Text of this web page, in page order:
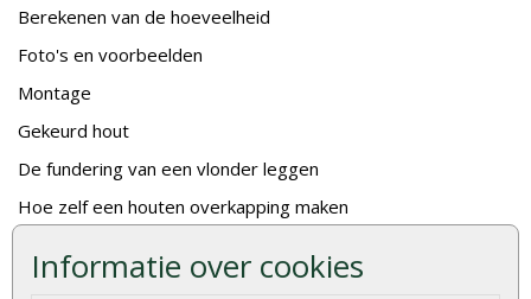
Informatie over cookies
Berekenen van de hoeveelheid
Foto's en voorbeelden
Montage
Gekeurd hout
De fundering van een vlonder leggen
Hoe zelf een houten overkapping maken